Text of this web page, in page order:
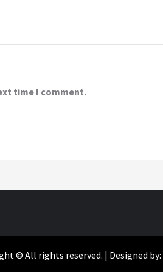
time I comment.
© All rights reserved. | Designed